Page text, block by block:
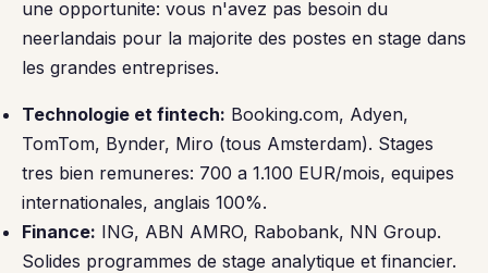
une opportunite: vous n'avez pas besoin du
neerlandais pour la majorite des postes en stage dans
les grandes entreprises.
Technologie et fintech: Booking.com, Adyen,
TomTom, Bynder, Miro (tous Amsterdam). Stages
tres bien remuneres: 700 a 1.100 EUR/mois, equipes
internationales, anglais 100%.
Finance: ING, ABN AMRO, Rabobank, NN Group.
Solides programmes de stage analytique et financier.